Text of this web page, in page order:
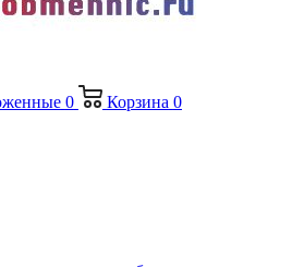
0 Корзина 0